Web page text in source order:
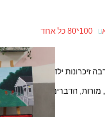
100*80 כל אחד
זיכרונות ילדות של קיץ
הדברים השגרתיים